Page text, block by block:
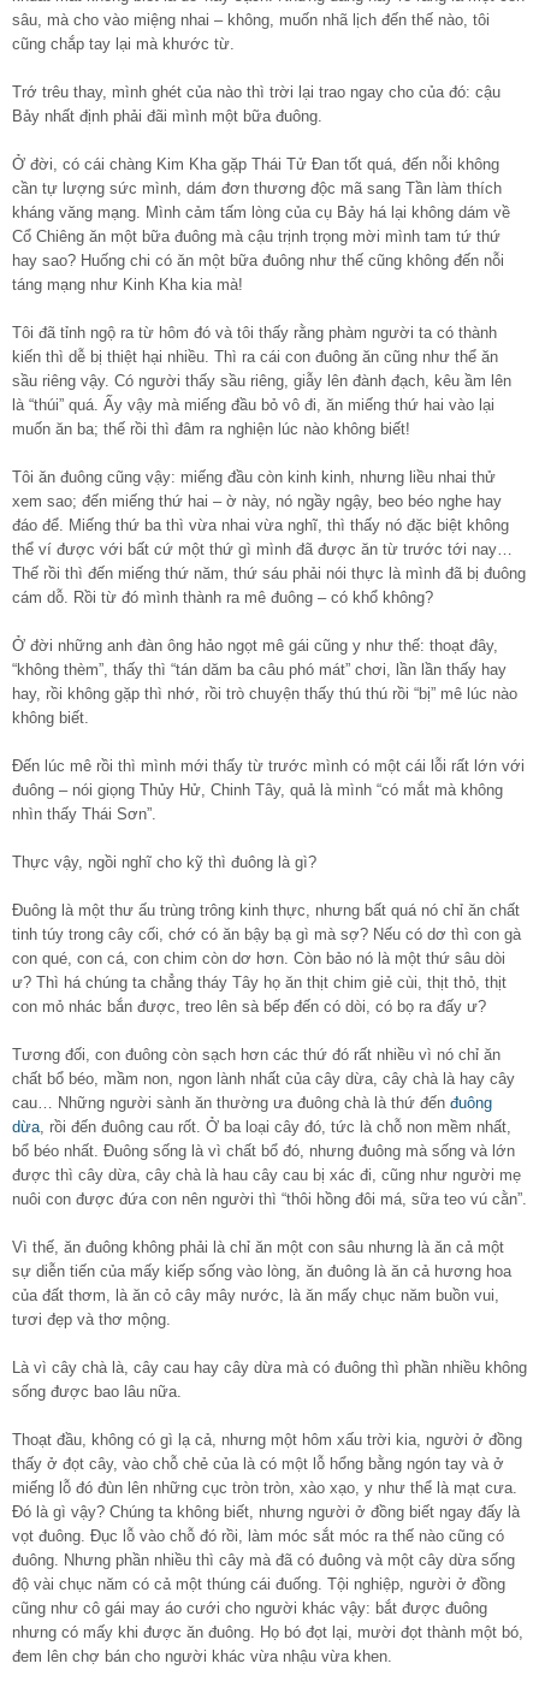
sâu, mà cho vào miệng nhai – không, muốn nhã lịch đến thế nào, tôi
cũng chắp tay lại mà khước từ.
Trớ trêu thay, mình ghét của nào thì trời lại trao ngay cho của đó: cậu
Bảy nhất định phải đãi mình một bữa đuông.
Ở đời, có cái chàng Kim Kha gặp Thái Tử Đan tốt quá, đến nỗi không
cần tự lượng sức mình, dám đơn thương độc mã sang Tần làm thích
kháng văng mạng. Mình cảm tấm lòng của cụ Bảy há lại không dám về
Cổ Chiêng ăn một bữa đuông mà cậu trịnh trọng mời mình tam tứ thứ
hay sao? Huống chi có ăn một bữa đuông như thế cũng không đến nỗi
táng mạng như Kinh Kha kia mà!
Tôi đã tỉnh ngộ ra từ hôm đó và tôi thấy rằng phàm người ta có thành
kiến thì dễ bị thiệt hại nhiều. Thì ra cái con đuông ăn cũng như thể ăn
sầu riêng vậy. Có người thấy sầu riêng, giẫy lên đành đạch, kêu ầm lên
là “thúi” quá. Ấy vậy mà miếng đầu bỏ vô đi, ăn miếng thứ hai vào lại
muốn ăn ba; thế rồi thì đâm ra nghiện lúc nào không biết!
Tôi ăn đuông cũng vậy: miếng đầu còn kinh kinh, nhưng liều nhai thử
xem sao; đến miếng thứ hai – ờ này, nó ngầy ngậy, beo béo nghe hay
đáo để. Miếng thứ ba thì vừa nhai vừa nghĩ, thì thấy nó đặc biệt không
thể ví được với bất cứ một thứ gì mình đã được ăn từ trước tới nay…
Thế rồi thì đến miếng thứ năm, thứ sáu phải nói thực là mình đã bị đuông
cám dỗ. Rồi từ đó mình thành ra mê đuông – có khổ không?
Ở đời những anh đàn ông hảo ngọt mê gái cũng y như thế: thoạt đây,
“không thèm”, thấy thì “tán dăm ba câu phó mát” chơi, lần lần thấy hay
hay, rồi không gặp thì nhớ, rồi trò chuyện thấy thú thú rồi “bị” mê lúc nào
không biết.
Đến lúc mê rồi thì mình mới thấy từ trước mình có một cái lỗi rất lớn với
đuông – nói giọng Thủy Hử, Chinh Tây, quả là mình “có mắt mà không
nhìn thấy Thái Sơn”.
Thực vậy, ngồi nghĩ cho kỹ thì đuông là gì?
Đuông là một thư ấu trùng trông kinh thực, nhưng bất quá nó chỉ ăn chất
tinh túy trong cây cối, chớ có ăn bậy bạ gì mà sợ? Nếu có dơ thì con gà
con qué, con cá, con chim còn dơ hơn. Còn bảo nó là một thứ sâu dòi
ư? Thì há chúng ta chẳng tháy Tây họ ăn thịt chim giẻ cùi, thịt thỏ, thịt
con mỏ nhác bắn được, treo lên sà bếp đến có dòi, có bọ ra đấy ư?
Tương đối, con đuông còn sạch hơn các thứ đó rất nhiều vì nó chỉ ăn
chất bổ béo, mầm non, ngon lành nhất của cây dừa, cây chà là hay cây
cau… Những người sành ăn thường ưa đuông chà là thứ đến đuông
dừa, rồi đến đuông cau rốt. Ở ba loại cây đó, tức là chỗ non mềm nhất,
bổ béo nhất. Đuông sống là vì chất bổ đó, nhưng đuông mà sống và lớn
được thì cây dừa, cây chà là hau cây cau bị xác đi, cũng như người mẹ
nuôi con được đứa con nên người thì “thôi hồng đôi má, sữa teo vú cằn”.
Vì thế, ăn đuông không phải là chỉ ăn một con sâu nhưng là ăn cả một
sự diễn tiến của mấy kiếp sống vào lòng, ăn đuông là ăn cả hương hoa
của đất thơm, là ăn cỏ cây mây nước, là ăn mấy chục năm buồn vui,
tươi đẹp và thơ mộng.
Là vì cây chà là, cây cau hay cây dừa mà có đuông thì phần nhiều không
sống được bao lâu nữa.
Thoạt đầu, không có gì lạ cả, nhưng một hôm xấu trời kia, người ở đồng
thấy ở đọt cây, vào chỗ chẻ của là có một lỗ hổng bằng ngón tay và ở
miếng lỗ đó đùn lên những cục tròn tròn, xào xạo, y như thể là mạt cưa.
Đó là gì vậy? Chúng ta không biết, nhưng người ở đồng biết ngay đấy là
vọt đuông. Đục lỗ vào chỗ đó rồi, làm móc sắt móc ra thế nào cũng có
đuông. Nhưng phần nhiều thì cây mà đã có đuông và một cây dừa sống
độ vài chục năm có cả một thúng cái đuống. Tội nghiệp, người ở đồng
cũng như cô gái may áo cưới cho người khác vậy: bắt được đuông
nhưng có mấy khi được ăn đuông. Họ bó đọt lại, mười đọt thành một bó,
đem lên chợ bán cho người khác vừa nhậu vừa khen.